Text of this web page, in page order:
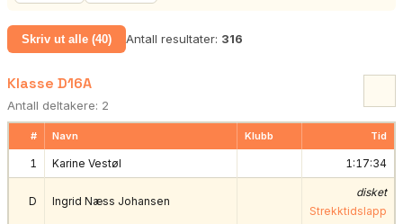
Skriv ut alle (40) Antall resultater: 316
Klasse D16A
Antall deltakere: 2
# Navn Klubb Tid
1 Karine Vestøl 1:17:34
D Ingrid Næss Johansen
disket
Strekktidslapp